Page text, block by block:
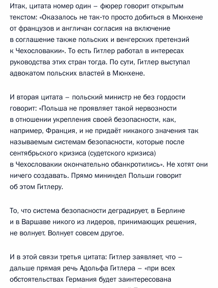
Итак, цитата номер один – фюрер говорит открытым
текстом: «Оказалось не так‑то просто добиться в Мюнхене
от французов и англичан согласия на включение
в соглашение также польских и венгерских претензий
к Чехословакии». То есть Гитлер работал в интересах
руководства этих стран тогда. По сути, Гитлер выступал
адвокатом польских властей в Мюнхене.
И вторая цитата – польский министр не без гордости
говорит: «Польша не проявляет такой нервозности
в отношении укрепления своей безопасности, как,
например, Франция, и не придаёт никакого значения так
называемым системам безопасности, которые после
сентябрьского кризиса (судетского кризиса)
в Чехословакии окончательно обанкротились». Не хотят они
ничего создавать. Прямо мининдел Польши говорит
об этом Гитлеру.
То, что система безопасности деградирует, в Берлине
и в Варшаве никого из лидеров, принимающих решения,
не волнует. Волнует совсем другое.
И в этой связи третья цитата: Гитлер заявляет, что –
дальше прямая речь Адольфа Гитлера – «при всех
обстоятельствах Германия будет заинтересована